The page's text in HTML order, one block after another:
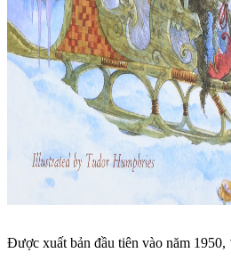
Được xuất bản đầu tiên vào năm 1950,